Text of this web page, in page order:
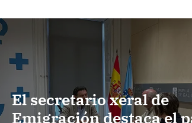
El secretario xeral de
Emigración destaca el